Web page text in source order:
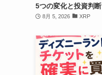
5つの変化と投資判断
8月 5, 2026 XRP